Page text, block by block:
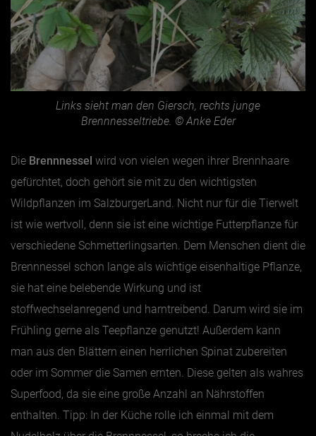
Links sieht man den Giersch, rechts junge
Brennnesseltriebe. © Anke Eder
Die Brennnessel wird von vielen wegen ihrer Brennhaare
gefürchtet, doch gehört sie mit zu den wichtigsten
Wildpflanzen im SalzburgerLand. Nicht nur für die Tierwelt
ist wie wertvoll, denn sie ist eine wichtige Futterpflanze für
verschiedene Schmetterlingsarten. Dem Menschen dient die
Brennnessel schon lange als wichtige eisenhaltige Pflanze,
sie hat eine belebende Wirkung und ist
stoffwechselanregend und harntreibend. Darum wird sie im
Frühling gerne als Teepflanze genutzt! Außerdem kann
man aus den Blättern einen herrlichen Spinat zubereiten
oder im Sommer die Samen ernten. Diese gelten als wahres
Superfood, da sie eine große Anzahl an Nährstoffen
enthalten. Tipp: In der Küche rolle ich einmal mit dem